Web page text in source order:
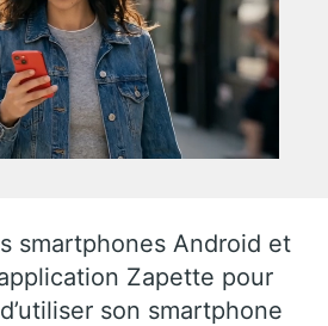
smartphones Android et
Zapette pour
son smartphone